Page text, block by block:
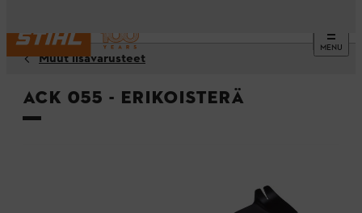
MENU
Muut lisävarusteet
ACK 055 - erikoisterä